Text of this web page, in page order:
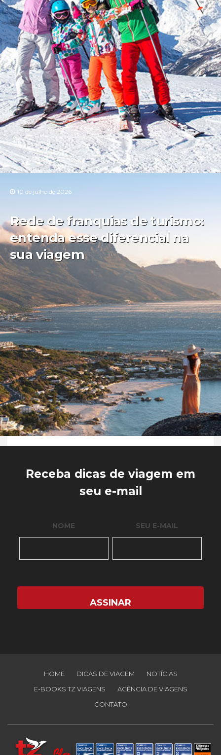
10 de julho de 2026
Rede de franquias de turismo:
entenda esse diferencial na
sua viagem
Receba dicas de viagem em
seu e-mail
NOME SEU E-MAIL
HOME DICAS DE VIAGEM
NOTÍCIAS
E-BOOKS TZ VIAGENS
AGÊNCIA DE VIAGENS
CONTATO